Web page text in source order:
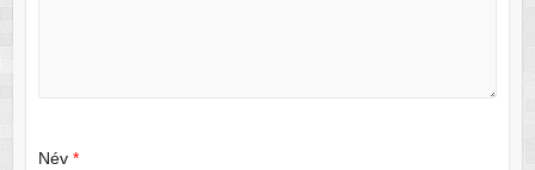
Név *